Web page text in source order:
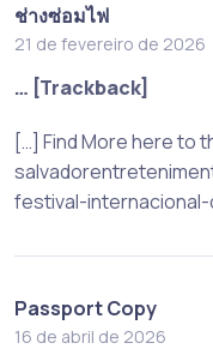
ช่างซ่อมไฟ
21 de fevereiro de 2026
… [Trackback]
[…] Find More here to
festival-
Passport Copy
16 de abril de 2026